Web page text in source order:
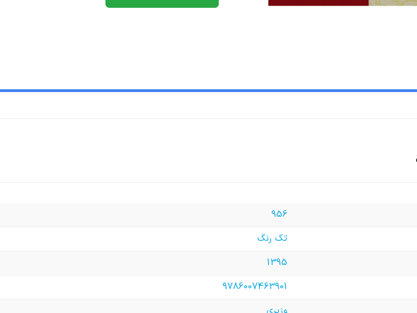
956
تک رنگ
1395
9786007463901